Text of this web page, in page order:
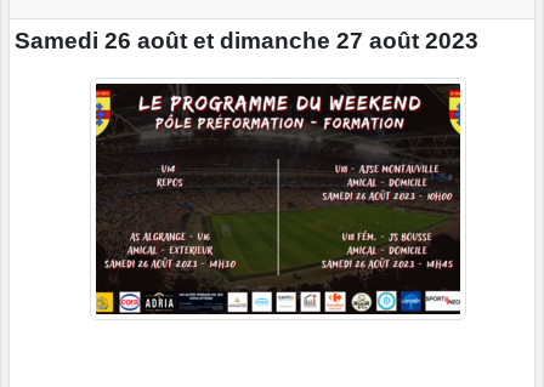
Samedi 26 août et dimanche 27 août 2023